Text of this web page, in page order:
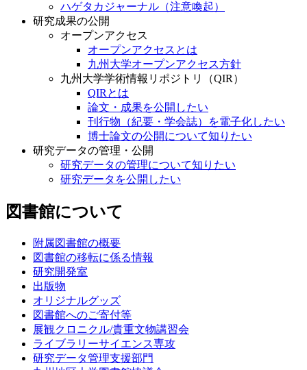
ハゲタカジャーナル（注意喚起）
研究成果の公開
オープンアクセス
オープンアクセスとは
九州大学オープンアクセス方針
九州大学学術情報リポジトリ（QIR）
QIRとは
論文・成果を公開したい
刊行物（紀要・学会誌）を電子化したい
博士論文の公開について知りたい
研究データの管理・公開
研究データの管理について知りたい
研究データを公開したい
図書館について
附属図書館の概要
図書館の移転に係る情報
研究開発室
出版物
オリジナルグッズ
図書館へのご寄付等
展観クロニクル/貴重文物講習会
ライブラリーサイエンス専攻
研究データ管理支援部門